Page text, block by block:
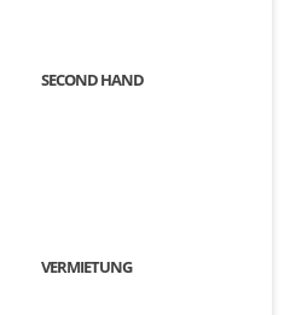
SECOND HAND
VERMIETUNG